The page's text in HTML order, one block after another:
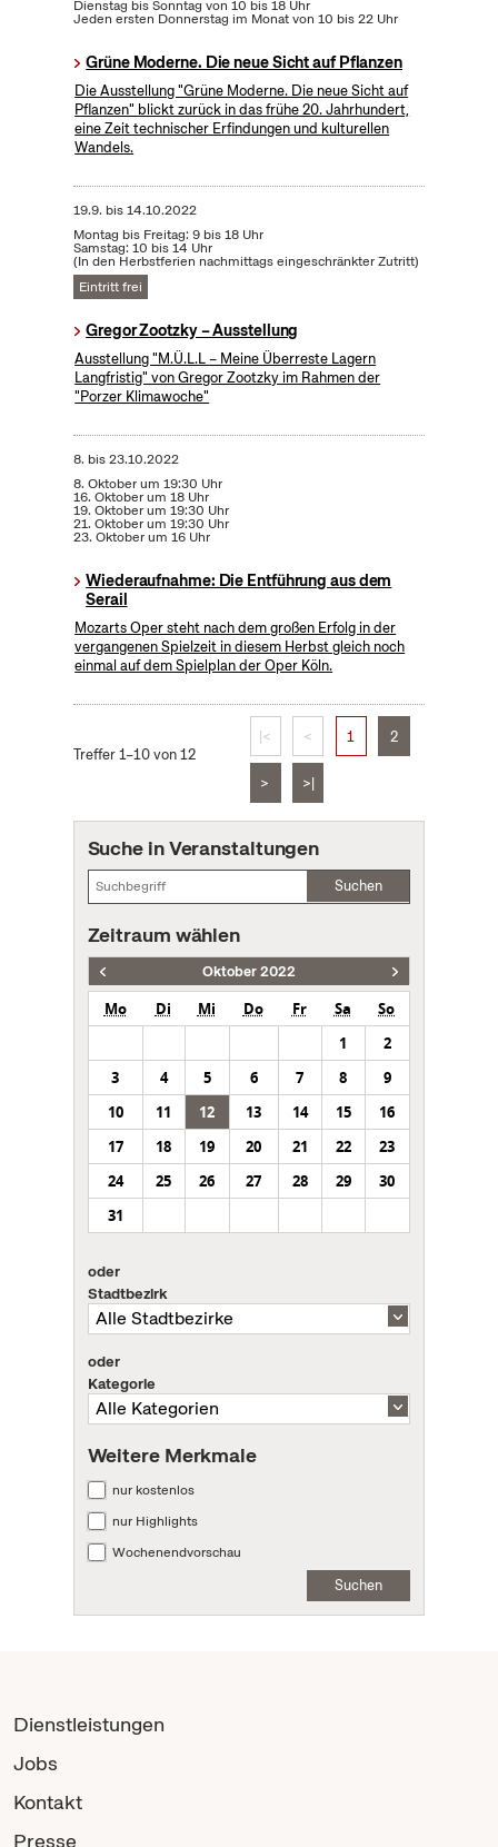
Dienstag bis Sonntag von 10 bis 18 Uhr
Jeden ersten Donnerstag im Monat von 10 bis 22 Uhr
Grüne Moderne. Die neue Sicht auf Pflanzen
Die Ausstellung "Grüne Moderne. Die neue Sicht auf
Pflanzen" blickt zurück in das frühe 20. Jahrhundert,
eine Zeit technischer Erfindungen und kulturellen
Wandels.
19.9. bis14.10.2022
Montag bis Freitag: 9 bis 18 Uhr
Samstag: 10 bis 14 Uhr
(In den Herbstferien nachmittags eingeschränkter Zutritt)
Eintritt frei
Gregor Zootzky – Ausstellung
Ausstellung "M.Ü.L.L – Meine Überreste Lagern
Langfristig" von Gregor Zootzky im Rahmen der
"Porzer Klimawoche"
8. bis23.10.2022
8. Oktober um 19:30 Uhr
16. Oktober um 18 Uhr
19. Oktober um 19:30 Uhr
21. Oktober um 19:30 Uhr
23. Oktober um 16 Uhr
Wiederaufnahme: Die Entführung aus dem
Serail
Mozarts Oper steht nach dem großen Erfolg in der
vergangenen Spielzeit in diesem Herbst gleich noch
einmal auf dem Spielplan der Oper Köln.
Treffer 1–10 von 12
|< < 1 2
> >|
Suche in Veranstaltungen
Suchen
Zeitraum wählen
Oktober 2022
Mo Di Mi Do Fr Sa
So
1
2
3
4 5 6 7 8
9
10
11 12 13 14 15
16
17
18 19 20 21 22
23
24
25 26 27 28 29
30
31
oder
Stadtbezirk
oder
Kategorie
Weitere Merkmale
nur kostenlos
nur Highlights
Wochenendvorschau
Suchen
Dienstleistungen
Jobs
Kontakt
Presse